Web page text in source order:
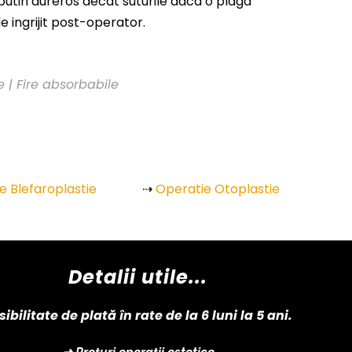
ingrijit post-operator.
| Fire absorbabile
Blefaroplastie ⇢Operatie Otoplastie
Detalii utile...
de plată în rate de la 6 luni la 5 ani.